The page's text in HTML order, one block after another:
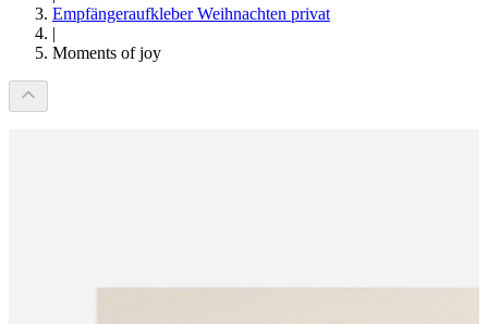
Empfängeraufkleber Weihnachten privat
|
Moments of joy